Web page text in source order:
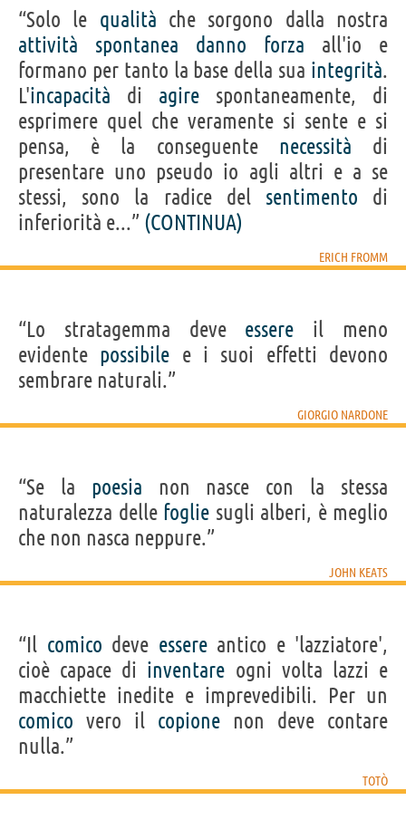
“Solo le qualità che sorgono dalla nostra
attività
spontanea danno forza all'io e
formano per tanto la base della sua integrità.
L'incapacità di agire spontaneamente, di
esprimere quel che veramente si sente e si
pensa, è la conseguente necessità di
presentare uno pseudo io agli altri e a se
stessi, sono la radice del sentimento di
inferiorità e...” (CONTINUA)
ERICH FROMM
“Lo stratagemma deve essere il meno
evidente possibile e i suoi effetti devono
sembrare naturali.”
GIORGIO NARDONE
“Se la poesia non nasce con la stessa
naturalezza delle foglie sugli alberi, è meglio
che non nasca neppure.”
JOHN KEATS
“Il comico deve essereantico e 'lazziatore',
cioè capace di inventare ogni volta lazzi e
macchiette inedite e imprevedibili. Per un
comico vero il copione non deve contare
nulla.”
TOTÒ